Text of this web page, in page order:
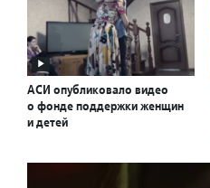
АСИ опубликовало видео
о фонде поддержки женщин
и детей